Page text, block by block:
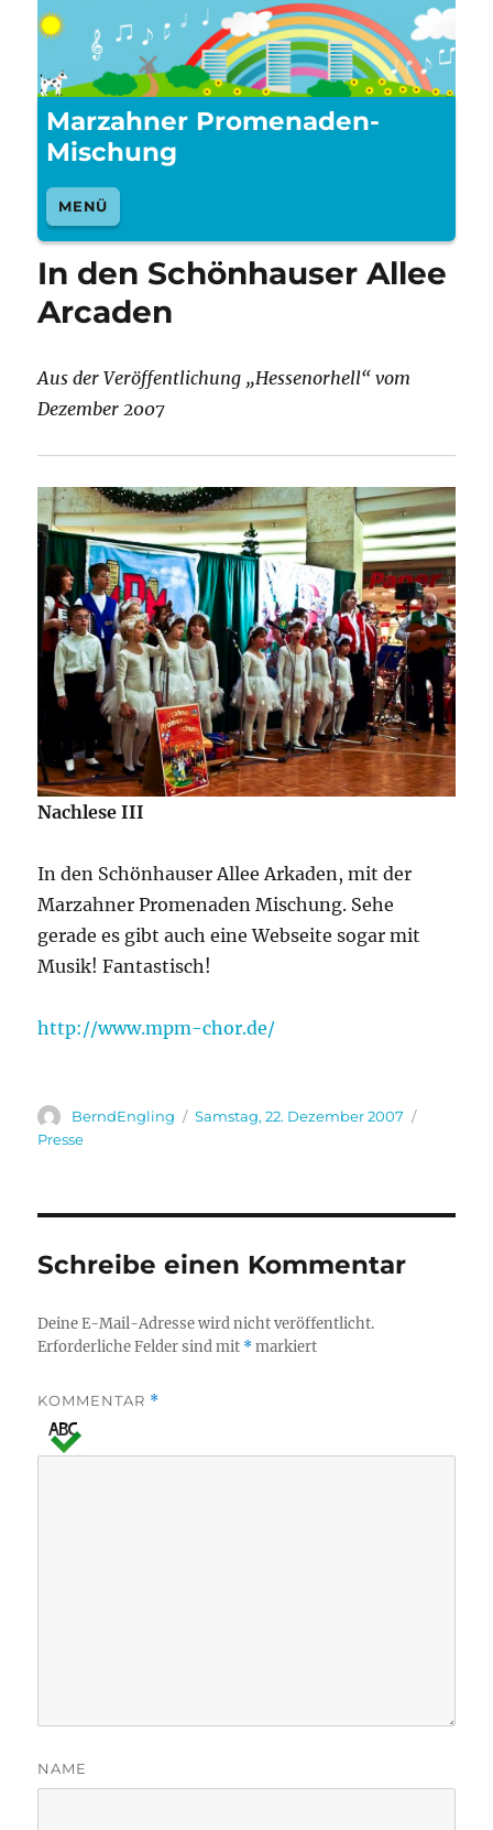
Marzahner Promenaden-
Mischung
MENÜ
In den Schönhauser Allee
Arcaden
Aus der Veröffentlichung „Hessenorhell“ vom
Dezember 2007
Nachlese III
In den Schönhauser Allee Arkaden, mit der
Marzahner Promenaden Mischung. Sehe
gerade es gibt auch eine Webseite sogar mit
Musik! Fantastisch!
http://www.mpm-chor.de/
Autor
BerndEngling
Veröffentlicht
Samstag, 22. Dezember 2007
Presse
Schreibe einen Kommentar
Deine E-Mail-Adresse wird nicht veröffentlicht.
Erforderliche Felder sind mit *markiert
KOMMENTAR *
NAME